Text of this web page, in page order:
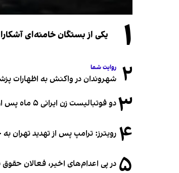
۱ یکی از بستگان خامنه‌ای
۲ روایت شما
شهروندان در واکنش به اظهارات
۳دو فوتبالیست زن ایرانی ۵ ماه پس از پناهندگی، شهروند استرالیا شدند
۴ رویترز: ترامپ پس از تهدید تهران
۵ در پی اعدام‌های اخیر، فعالان